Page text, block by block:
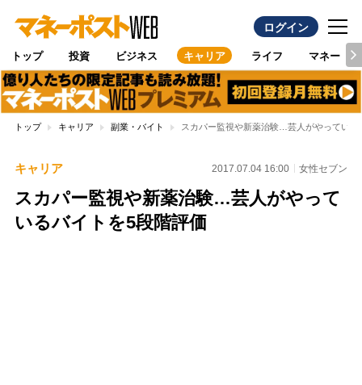
ログイン
トップ 投資 ビジネス キャリア ライフ マネー
トップ キャリア 副業・バイト スカパー監視や新薬治験…芸人がやっている
キャリア 2017.07.04 16:00 女性セブン
スカパー監視や新薬治験…芸人がやって
いるバイトを5段階評価